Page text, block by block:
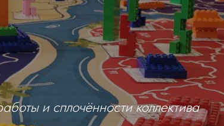
и сплочённости коллектива